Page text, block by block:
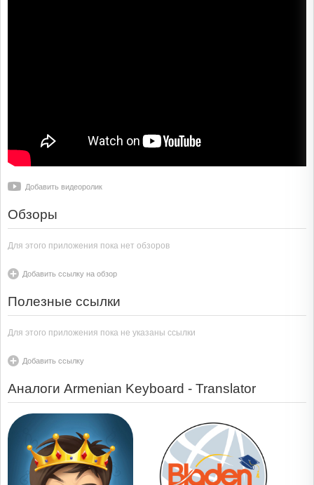
Добавить видеоролик
Обзоры
Для этого приложения пока нет обзоров
Добавить ссылку на обзор
Полезные ссылки
Для этого приложения пока не указаны ссылки
Добавить ссылку
Аналоги Armenian Keyboard - Translator